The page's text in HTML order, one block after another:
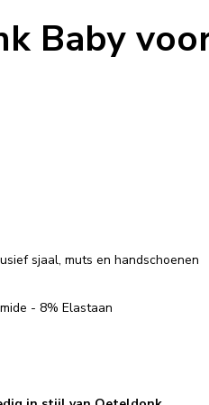
Baby
sjaal, muts en handschoenen
- 8% Elastaan